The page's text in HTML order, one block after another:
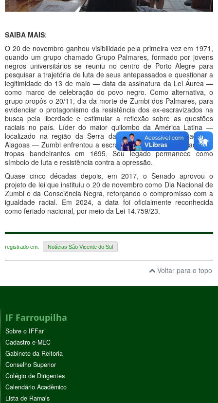
SAIBA MAIS:
O 20 de novembro ganhou visibilidade pela primeira vez em 1971,
quando um grupo chamado Grupo Palmares, formado por jovens
negros universitários se reuniu no centro de Porto Alegre para
pesquisar a trajetória de luta de seus antepassados e questionar a
legitimidade do 13 de maio — data da assinatura da Lei Áurea —
como marco de celebração do povo negro. Como alternativa, o
grupo propôs o 20/11, dia da morte de Zumbi dos Palmares, para
evidenciar o protagonismo da resistência dos ex-escravizados na
busca pela liberdade e estimular a reflexão sobre as questões
raciais no país. Líder do maior quilombo da América Latina —
localizado na região da Serra da Barriga, no atual estado de
Alagoas — Zumbi enfrentou a escravidão até ser assassinado por
tropas bandeirantes em 1695. Seu legado permanece como
símbolo de luta e resistência contra a opressão.
Quase cinco décadas depois, em 2017, o Senado aprovou o
projeto de lei que instituiu o 20 de novembro como Dia Nacional de
Zumbi e da Consciência Negra, reforçando o compromisso com a
igualdade racial. Em 2024, a data foi oficialmente reconhecida
como feriado nacional, por meio da Lei 14.759/23.
registrado em: Notícias São Vicente do Sul
Voltar para o topo
IF Farroupilha
Sobre o IFFar
Cadastro e-MEC
Gabinete da Reitoria
Conselho Superior
Colégio de Dirigentes
Calendário Acadêmico
Lista de Ramais